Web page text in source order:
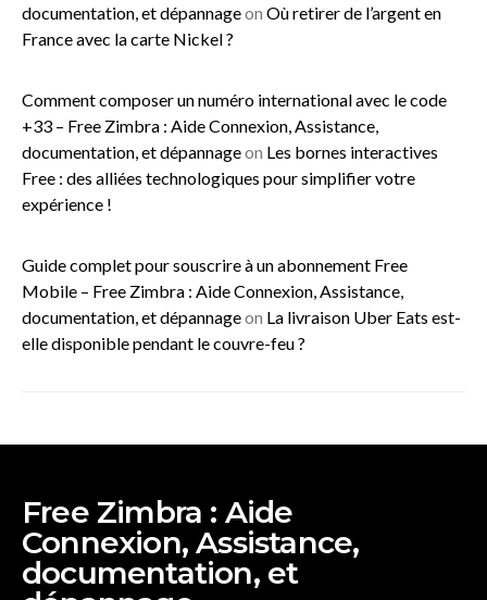
documentation, et dépannageon Où retirer de l’argent en
France avec la carte Nickel ?
Comment composer un numéro international avec le code
+33 – Free Zimbra : Aide Connexion, Assistance,
documentation, et dépannageon Les bornes interactives
Free : des alliées technologiques pour simplifier votre
expérience !
Guide complet pour souscrire à un abonnement Free
Mobile – Free Zimbra : Aide Connexion, Assistance,
documentation, et dépannageon La livraison Uber Eats est-
elle disponible pendant le couvre-feu ?
Free Zimbra : Aide
Connexion, Assistance,
documentation, et